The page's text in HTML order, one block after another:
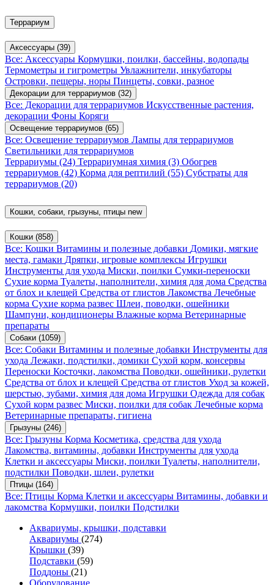
Террариум
Аксессуары (39)
Все: Аксессуары Кормушки, поилки, бассейны, водопады
Термометры и гигрометры Увлажнители, инкубаторы
Островки, пещеры, норы Пинцеты, совки, разное
Декорации для террариумов (32)
Все: Декорации для террариумов Искусственные растения,
декорации Фоны Коряги
Освещение террариумов (65)
Все: Освещение террариумов Лампы для террариумов
Светильники для террариумов
Террариумы (24) Террариумная химия (3) Обогрев
террариумов (42) Корма для рептилий (55) Субстраты для
террариумов (20)
Кошки, собаки, грызуны, птицы new
Кошки (858)
Все: Кошки Витамины и полезные добавки Домики, мягкие
места, гамаки Дряпки, игровые комплексы Игрушки
Инструменты для ухода Миски, поилки Сумки-переноски
Сухие корма Туалеты, наполнители, химия для дома Средства
от блох и клещей Средства от глистов Лакомства Лечебные
корма Сухие корма развес Шлеи, поводки, ошейники
Шампуни, кондиционеры Влажные корма Ветеринарные
препараты
Собаки (1059)
Все: Собаки Витамины и полезные добавки Инструменты для
ухода Лежаки, подстилки, домики Сухой корм, консервы
Переноски Косточки, лакомства Поводки, ошейники, рулетки
Средства от блох и клещей Средства от глистов Уход за кожей,
шерстью, зубами, химия для дома Игрушки Одежда для собак
Сухой корм развес Миски, поилки для собак Лечебные корма
Ветеринарные препараты, гигиена
Грызуны (246)
Все: Грызуны Корма Косметика, средства для ухода
Лакомства, витамины, добавки Инструменты для ухода
Клетки и аксессуары Миски, поилки Туалеты, наполнители,
подстилки Поводки, шлеи, рулетки
Птицы (164)
Все: Птицы Корма Клетки и аксессуары Витамины, добавки и
лакомства Кормушки, поилки Подстилки
Аквариумы, крышки, подставки
Аквариумы (274)
Крышки (39)
Подставки (59)
Поддоны (21)
Оборудование